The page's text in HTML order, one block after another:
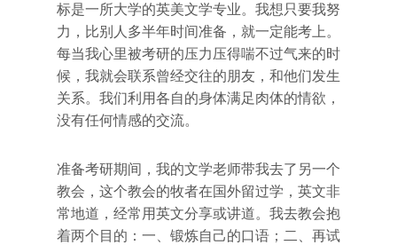
标是一所大学的英美文学专业。我想只要我努
力，比别人多半年时间准备，就一定能考上。
每当我心里被考研的压力压得喘不过气来的时
候，我就会联系曾经交往的朋友，和他们发生
关系。我们利用各自的身体满足肉体的情欲，
没有任何情感的交流。
准备考研期间，我的文学老师带我去了另一个
教会，这个教会的牧者在国外留过学，英文非
常地道，经常用英文分享或讲道。我去教会抱
着两个目的：一、锻炼自己的口语；二、再试